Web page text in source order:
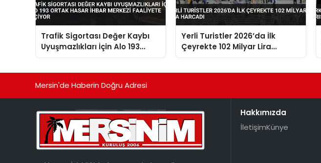
Trafik Sigortası Değer Kaybı
Uyuşmazlıkları İçin Alo 193
Ortak Hasar İhbar Merkezi
Yerli Turistler 2026’da İlk
Çeyrekte 102 Milyar Lira
Harcadı
Mersin'de Haberin Doğru Adresi
Hakkımızda
İletişimKünye